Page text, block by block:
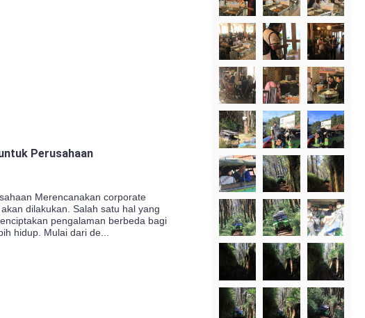
Perusahaan
Merencanakan corporate
dilakukan. Salah satu hal yang
pengalaman berbeda bagi
hidup. Mulai dari de...